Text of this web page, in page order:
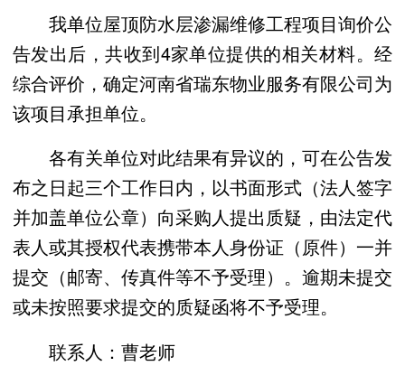
我单位屋顶防水层渗漏维修工程项目询价公
告发出后，共收到4家单位提供的相关材料。经
综合评价，确定河南省瑞东物业服务有限公司为
该项目承担单位。
各有关单位对此结果有异议的，可在公告发
布之日起三个工作日内，以书面形式（法人签字
并加盖单位公章）向采购人提出质疑，由法定代
表人或其授权代表携带本人身份证（原件）一并
提交（邮寄、传真件等不予受理）。逾期未提交
或未按照要求提交的质疑函将不予受理。
联系人：曹老师